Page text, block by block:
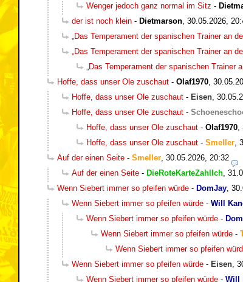
Wenger jedoch ganz normal im Sitz -
der ist noch klein - Dietmarson 30.05.2026,
„Das Temperament der spanischen Trainer an
„Das Temperament der spanischen Trainer an
„Das Temperament der spanischen Trainer
Hoffe, dass unser Ole zuschaut - Olaf1970
Hoffe, dass unser Ole zuschaut - Eisen
Hoffe, dass unser Ole zuschaut -
Hoffe, dass unser Ole zuschaut - Olaf1970
Hoffe, dass unser Ole zuschaut - Smeller
Auf der einen Seite - Smeller 30.05.2026, 20:32
Auf der einen Seite - DieRoteKarteZahlIch
Wenn Siebert immer so pfeifen würde - DomJay
Wenn Siebert immer so pfeifen würde - Will
Wenn Siebert immer so pfeifen würde -
Wenn Siebert immer so pfeifen würde -
Wenn Siebert immer so pfeifen
Wenn Siebert immer so pfeifen würde - Eisen
Wenn Siebert immer so pfeifen würde - Will